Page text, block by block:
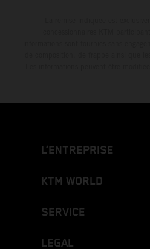
L’ENTREPRISE
KTM WORLD
SERVICE
LEGAL